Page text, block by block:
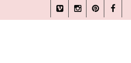
Facebook
Pinterest
Instagram
Vimeo